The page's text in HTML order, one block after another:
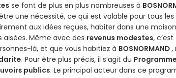
se font de plus en plus nombreuses à
une nécessité, ce qui est valable pour tous les
aux idées reçues, habiter dans une
aisées. Même avec des revenus modestes,
là, et que vous habitiez à BOSNORMAND,
. Pour être plus précis, il s’agit du
publics. Le principal acteur dans ce